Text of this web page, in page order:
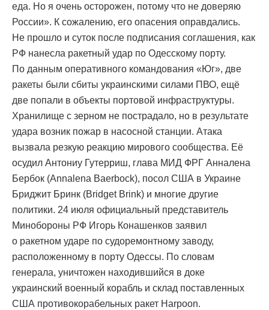
еда. Но я очень осторожен, потому что не доверяю
России». К сожалению, его опасения оправдались.
Не прошло и суток после подписания соглашения, как
РФ нанесла ракетный удар по Одесскому порту.
По данным оперативного командования «Юг», две
ракеты были сбиты украинскими силами ПВО, ещё
две попали в объекты портовой инфраструктуры.
Хранилище с зерном не пострадало, но в результате
удара возник пожар в насосной станции. Атака
вызвала резкую реакцию мирового сообщества. Её
осудил Антониу Гутерриш, глава МИД ФРГ Анналена
Бербок (Annalena Baerbock), посол США в Украине
Бриджит Бринк (Bridget Brink) и многие другие
политики. 24 июля официальный представитель
Минобороны РФ Игорь Конашенков заявил
о ракетном ударе по судоремонтному заводу,
расположенному в порту Одессы. По словам
генерала, уничтожен находившийся в доке
украинский военный корабль и склад поставленных
США противокорабельных ракет Harpoon.